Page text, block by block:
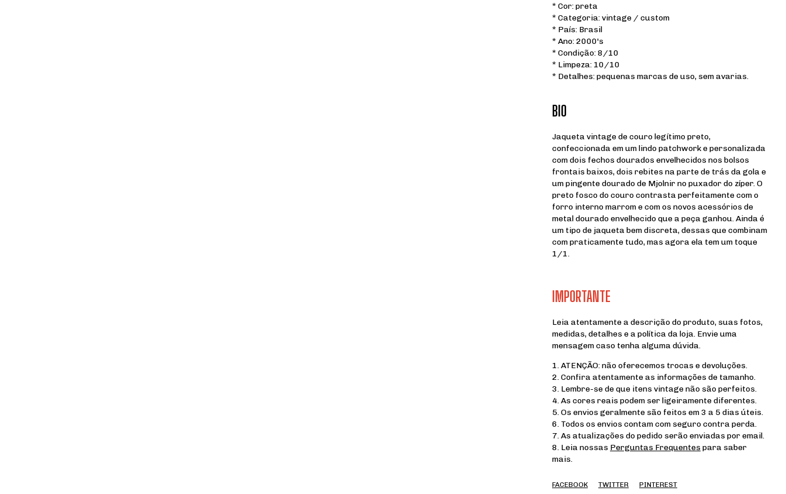
* Cor: preta
* Categoria: vintage / custom
* País: Brasil
* Ano: 2000's
* Condição: 8/10
* Limpeza: 10/10
* Detalhes: pequenas marcas de uso, sem avarias.
BIO
Jaqueta vintage de couro legítimo preto,
confeccionada em um lindo patchwork e personalizada
com dois fechos dourados envelhecidos nos bolsos
frontais baixos, dois rebites na parte de trás da gola e
um pingente dourado de Mjolnir no puxador do zíper. O
preto fosco do couro contrasta perfeitamente com o
forro interno marrom e com os novos acessórios de
metal dourado envelhecido que a peça ganhou. Ainda é
um tipo de jaqueta bem discreta, dessas que combinam
com praticamente tudo, mas agora ela tem um toque
1/1.
IMPORTANTE
Leia atentamente a descrição do produto, suas fotos,
medidas, detalhes e a política da loja. Envie uma
mensagem caso tenha alguma dúvida.
1. ATENÇÃO: não oferecemos trocas e devoluções.
2. Confira atentamente as informações de tamanho.
3. Lembre-se de que itens vintage não são perfeitos.
4. As cores reais podem ser ligeiramente diferentes.
5. Os envios geralmente são feitos em 3 a 5 dias úteis.
6. Todos os envios contam com seguro contra perda.
7. As atualizações do pedido serão enviadas por email.
8. Leia nossas Perguntas Frequentes para saber
mais.
FACEBOOK TWITTER PINTEREST